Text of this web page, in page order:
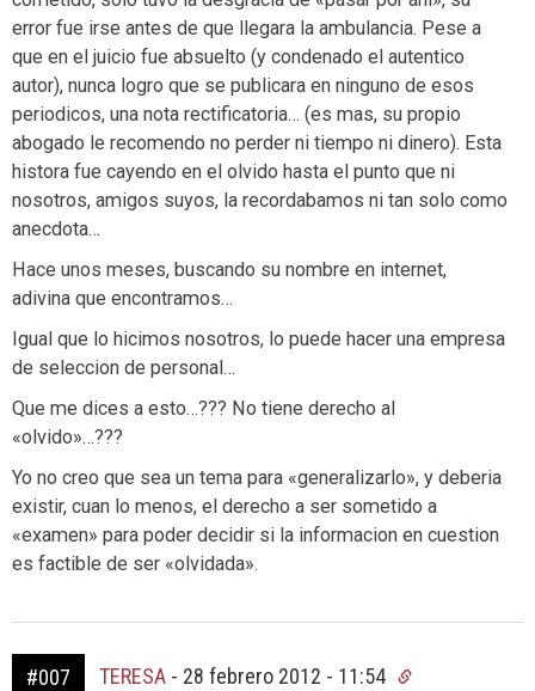
error fue irse antes de que llegara la ambulancia. Pese a
que en el juicio fue absuelto (y condenado el autentico
autor), nunca logro que se publicara en ninguno de esos
periodicos, una nota rectificatoria… (es mas, su propio
abogado le recomendo no perder ni tiempo ni dinero). Esta
histora fue cayendo en el olvido hasta el punto que ni
nosotros, amigos suyos, la recordabamos ni tan solo como
anecdota…
Hace unos meses, buscando su nombre en internet,
adivina que encontramos…
Igual que lo hicimos nosotros, lo puede hacer una empresa
de seleccion de personal…
Que me dices a esto…??? No tiene derecho al
«olvido»…???
Yo no creo que sea un tema para «generalizarlo», y deberia
existir, cuan lo menos, el derecho a ser sometido a
«examen» para poder decidir si la informacion en cuestion
es factible de ser «olvidada».
#007 TERESA - 28 febrero 2012 - 11:54